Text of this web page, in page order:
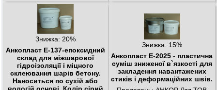
Знижка: 20%
Анкопласт Е-137-епоксидний
склад для міжшарової
гідроізоляції і міцного
склеювання шарів бетону.
Наноситься по сухій або
Знижка: 15%
Анкопласт Е-2025 - пластична
суміш зниженої в`язкості для
закладення навантажених
стиків і деформаційних швів.